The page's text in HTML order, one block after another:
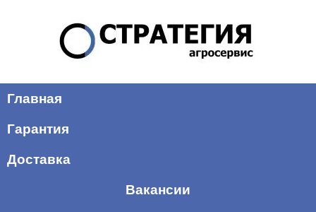
Главная
Гарантия
Доставка
Вакансии